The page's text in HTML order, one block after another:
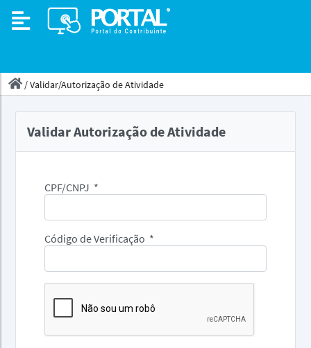
/Validar/Autorização de Atividade
Validar Autorização de Atividade
CPF/CNPJ *
Código de Verificação *